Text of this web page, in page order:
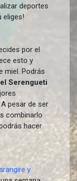
deportes
eliges!
por el
esto y
miel. Podrás
Serengueti
pesar de ser
combinarlo
hacer
y